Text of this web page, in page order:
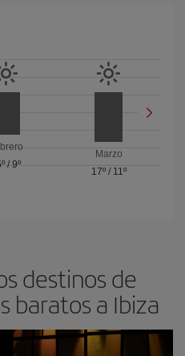
/ 9º
Marzo
17º/ 11º
destinos de
baratos a Ibiza